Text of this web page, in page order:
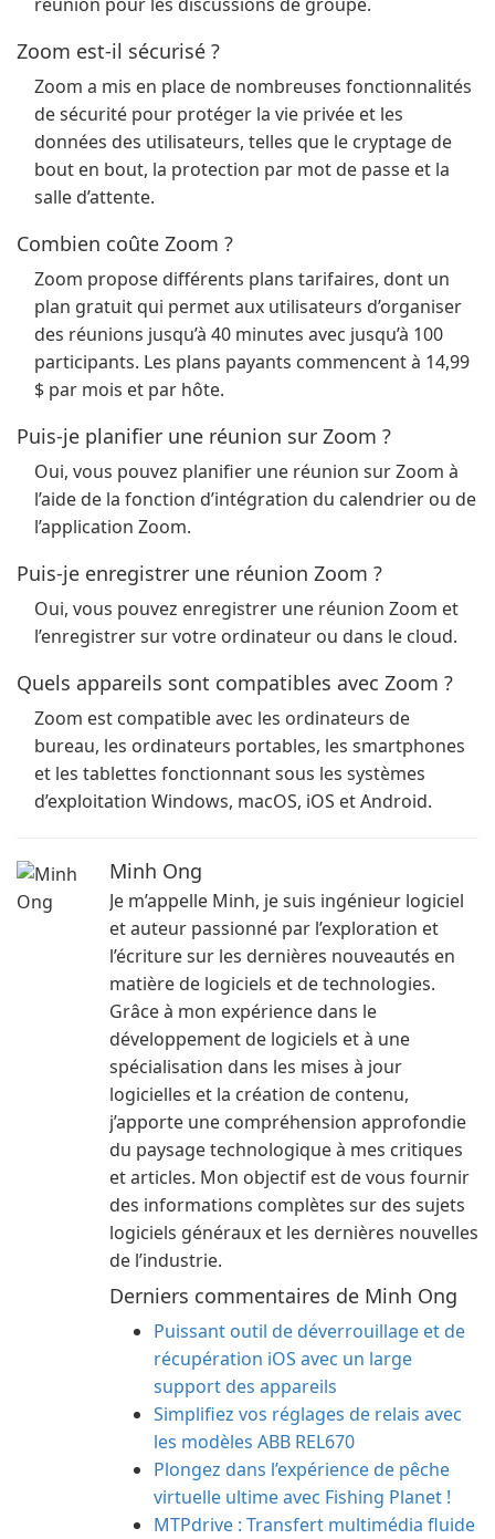
Zoom est-il sécurisé ?
Zoom a mis en place de nombreuses fonctionnalités
de sécurité pour protéger la vie privée et les
données des utilisateurs, telles que le cryptage de
bout en bout, la protection par mot de passe et la
salle d’attente.
Combien coûte Zoom ?
Zoom propose différents plans tarifaires, dont un
plan gratuit qui permet aux utilisateurs d’organiser
des réunions jusqu’à 40 minutes avec jusqu’à 100
participants. Les plans payants commencent à 14,99
$ par mois et par hôte.
Puis-je planifier une réunion sur Zoom ?
Oui, vous pouvez planifier une réunion sur Zoom à
l’aide de la fonction d’intégration du calendrier ou de
l’application Zoom.
Puis-je enregistrer une réunion Zoom ?
Oui, vous pouvez enregistrer une réunion Zoom et
l’enregistrer sur votre ordinateur ou dans le cloud.
Quels appareils sont compatibles avec Zoom ?
Zoom est compatible avec les ordinateurs de
bureau, les ordinateurs portables, les smartphones
et les tablettes fonctionnant sous les systèmes
d’exploitation Windows, macOS, iOS et Android.
Minh Ong
Je m’appelle Minh, je suis ingénieur logiciel
et auteur passionné par l’exploration et
l’écriture sur les dernières nouveautés en
matière de logiciels et de technologies.
Grâce à mon expérience dans le
développement de logiciels et à une
spécialisation dans les mises à jour
logicielles et la création de contenu,
j’apporte une compréhension approfondie
du paysage technologique à mes critiques
et articles. Mon objectif est de vous fournir
des informations complètes sur des sujets
logiciels généraux et les dernières nouvelles
de l’industrie.
Derniers commentaires de Minh Ong
Puissant outil de déverrouillage et de
récupération iOS avec un large
support des appareils
Simplifiez vos réglages de relais avec
les modèles ABB REL670
Plongez dans l’expérience de pêche
virtuelle ultime avec Fishing Planet !
MTPdrive : Transfert multimédia fluide